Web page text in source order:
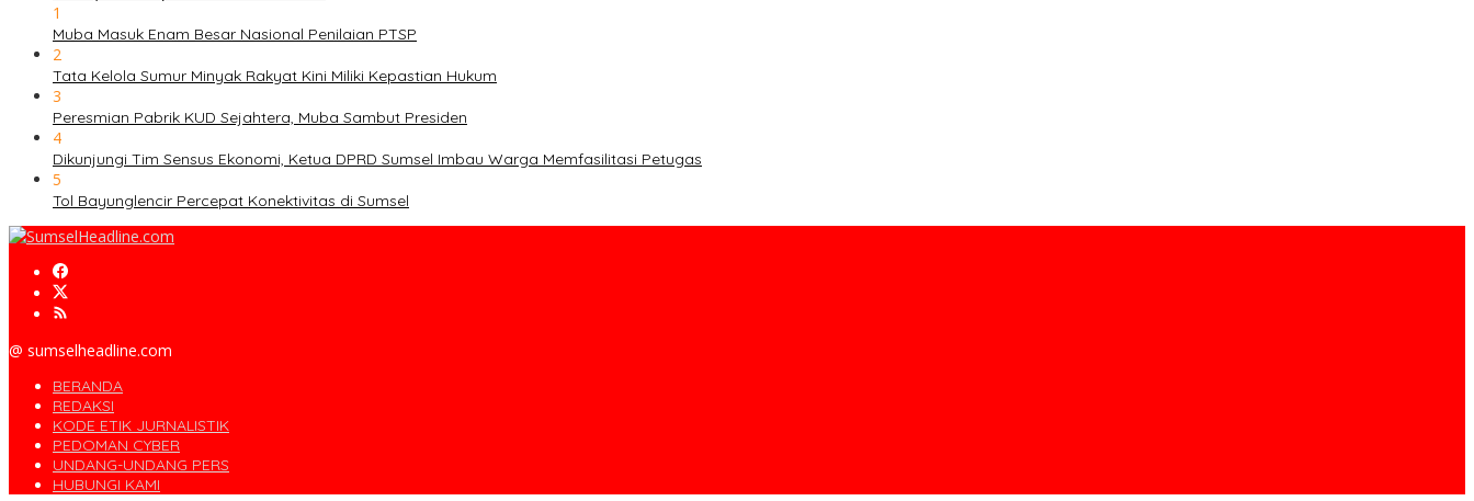
1
Muba Masuk Enam Besar Nasional Penilaian PTSP
2
Tata Kelola Sumur Minyak Rakyat Kini Miliki Kepastian Hukum
3
Peresmian Pabrik KUD Sejahtera, Muba Sambut Presiden
4
Dikunjungi Tim Sensus Ekonomi, Ketua DPRD Sumsel Imbau Warga Memfasilitasi Petugas
5
Tol Bayunglencir Percepat Konektivitas di Sumsel
@ sumselheadline.com
BERANDA
REDAKSI
KODE ETIK JURNALISTIK
PEDOMAN CYBER
UNDANG-UNDANG PERS
HUBUNGI KAMI